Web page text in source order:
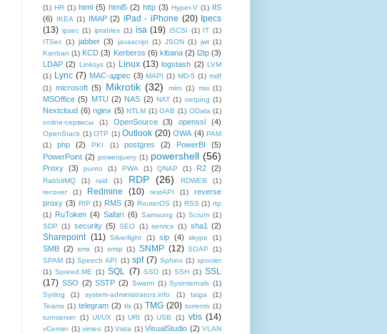
(1) HR (1) html (5) html5 (2) http (3) Hyper-V (1) IIS
(6)
IKEA (1) IMAP (2) iPad - iPhone (20) Ipecs
(13) ipsec (1) iptables (1) isa (19) iSCSI (1) IT (1)
ITSec (1) jabber (3) javascript (1) JSON (1) jwt (1)
Kanban (1) KCD (3) Kerberos (6) kibana (2) l2tp (3)
LDAP (2) Linksys (1) Linux (13) logstash (2) LVM
(1) Lync (7) MAC-адрес (3) MAPI (1) MD-5 (1) mdf
(1) microsoft (5) Mikrotik (32) miro (1) msi (1)
MSOffice (5) MTU (2) NAS (2) NAT (1) netping (1)
Nextcloud (6) nginx (5) NTLM (1) OAB (1) OData (1)
online-сервисы
(1) OpenSource (3) openssl (4)
OpenStack (1) OTP (1) Outlook (20) OWA (4) PAM
(1)
php (2) PKI (1) postgres (2) PowerBI
(5)
PowerPoint (2) powerquery (1) powershell (56)
Proxy (3) punto (1) PWA (1) QNAP (1) R2 (2)
RabbitMQ (1) raid (1) RDP (26) RDWEB
(1)
recover
(1) Redmine (10) restAPI (1)
reverse
proxy (3) RIP (1) RMS (3) RouterOS (1) RSS (1) rtp
(1) RuToken (4) Safari (6) Samsung (1) Scrum (1)
SDP (1) security (5) SEO (1) service (1) sha1 (2)
Sharepoint (11) Silverlight (1) sip (4) skype (1)
SMB (2) sms (1) smtp (1) SNMP (12) SOAP
(1)
SPAM (1) Speech API (1) spf (7) Sphinx (1) spooler
(1) Spreed.ME (1) SQL (7) SSD (1) SSH (1) SSL
(17) SSO (2) SSTP (2) Swarm (1) Sysinternals (1)
Syslog
(1) system-administrators.info (1) taiga
(1)
Teams (1) telegram (2) tls (1) TMG (20) torrents (1)
turnserver (1) UI/UX (1) URI (1) USB (1) vbs (14)
vCenter (1) vimeo (1) Vista (1) VisualStudio (2) VLAN